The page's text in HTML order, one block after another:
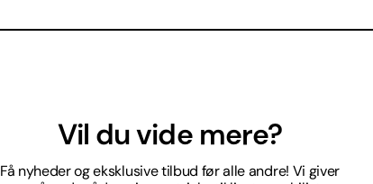
Vil du vide mere?
Få nyheder og eksklusive tilbud før alle andre! Vi giver